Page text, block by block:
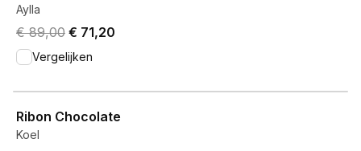
Aylla
Original price was € 89,00.
€ 89,00 Current price is € 71,20.
€ 71,20
Vergelijken
Ribon Chocolate
Koel